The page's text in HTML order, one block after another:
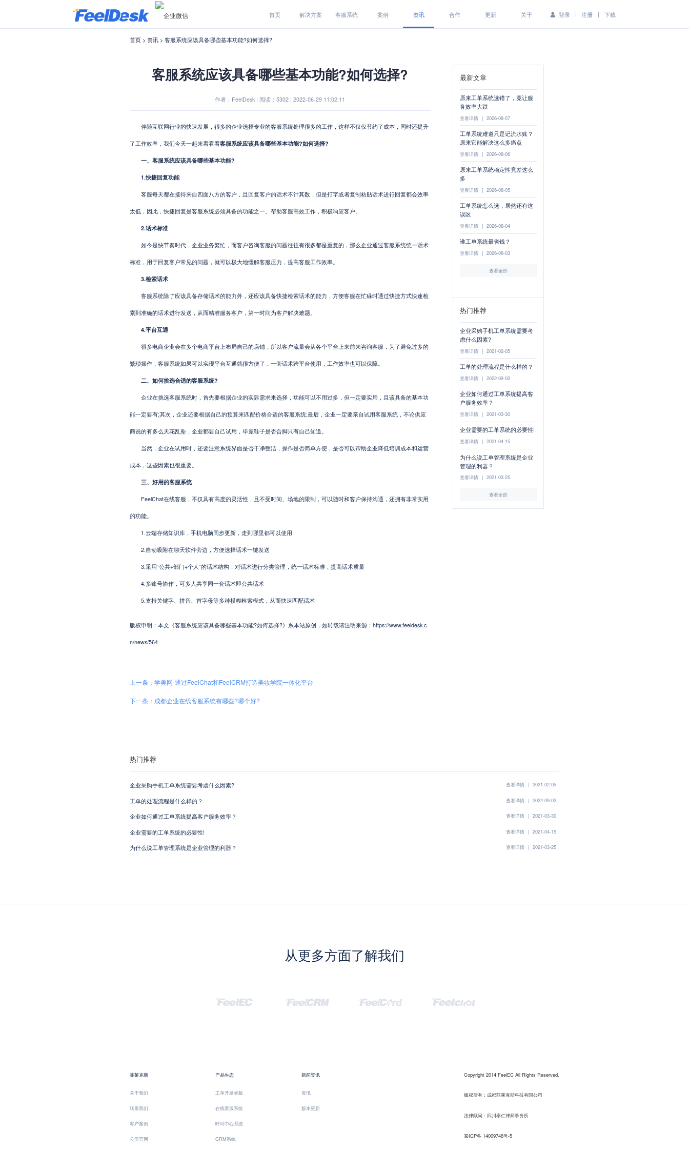
首页 解决方案 客服系统 案例 资讯 合作 更新 关于 登录 | 注册 | 下载
首页> 资讯> 客服系统应该具备哪些基本功能?如何选择?
客服系统应该具备哪些基本功能?如何选择?
作者：FeelDesk | 阅读：5302 | 2022-06-29 11:02:11
伴随互联网行业的快速发展，很多的企业选择专业的客服系统处理很多的工作，这样不仅仅节约了成本，同时还提升
了工作效率，我们今天一起来看看看客服系统应该具备哪些基本功能?如何选择?
一、客服系统应该具备哪些基本功能?
1.快捷回复功能
客服每天都在接待来自四面八方的客户，且回复客户的话术不计其数，但是打字或者复制粘贴话术进行回复都会效率
太低，因此，快捷回复是客服系统必须具备的功能之一。帮助客服高效工作，积极响应客户。
2.话术标准
如今是快节奏时代，企业业务繁忙，而客户咨询客服的问题往往有很多都是重复的，那么企业通过客服系统统一话术
标准，用于回复客户常见的问题，就可以极大地缓解客服压力，提高客服工作效率。
3.检索话术
客服系统除了应该具备存储话术的能力外，还应该具备快捷检索话术的能力，方便客服在忙碌时通过快捷方式快速检
索到准确的话术进行发送，从而精准服务客户，第一时间为客户解决难题。
4.平台互通
很多电商企业会在多个电商平台上布局自己的店铺，所以客户流量会从各个平台上来前来咨询客服，为了避免过多的
繁琐操作，客服系统如果可以实现平台互通就很方便了，一套话术跨平台使用，工作效率也可以保障。
二、如何挑选合适的客服系统?
企业在挑选客服系统时，首先要根据企业的实际需求来选择，功能可以不用过多，但一定要实用，且该具备的基本功
能一定要有;其次，企业还要根据自己的预算来匹配价格合适的客服系统;最后，企业一定要亲自试用客服系统，不论供应
商说的有多么天花乱坠，企业都要自己试用，毕竟鞋子是否合脚只有自己知道。
当然，企业在试用时，还要注意系统界面是否干净整洁，操作是否简单方便，是否可以帮助企业降低培训成本和运营
成本，这些因素也很重要。
三、好用的客服系统
FeelChat在线客服，不仅具有高度的灵活性，且不受时间、场地的限制，可以随时和客户保持沟通，还拥有非常实用
的功能。
1.云端存储知识库，手机电脑同步更新，走到哪里都可以使用
2.自动吸附在聊天软件旁边，方便选择话术一键发送
3.采用“公共+部门+个人”的话术结构，对话术进行分类管理，统一话术标准，提高话术质量
4.多账号协作，可多人共享同一套话术即公共话术
5.支持关键字、拼音、首字母等多种模糊检索模式，从而快速匹配话术
版权申明：本文《客服系统应该具备哪些基本功能?如何选择?》系本站原创，如转载请注明来源：https://www.feeldesk.c
n/news/564
最新文章
原来工单系统选错了，竟让服
务效率大跌
查看详情 | 2026-08-07
工单系统难道只是记流水账？
原来它能解决这么多痛点
查看详情 | 2026-08-06
原来工单系统稳定性竟差这么
多
查看详情 | 2026-08-05
工单系统怎么选，居然还有这
误区
查看详情 | 2026-08-04
谁工单系统最省钱？
查看详情 | 2026-08-03
查看全部
热门推荐
企业采购手机工单系统需要考
虑什么因素?
查看详情 | 2021-02-05
工单的处理流程是什么样的？
查看详情 | 2022-09-02
企业如何通过工单系统提高客
户服务效率？
查看详情 | 2021-03-30
企业需要的工单系统的必要性!
查看详情 | 2021-04-15
为什么说工单管理系统是企业
管理的利器？
查看详情 | 2021-03-25
查看全部
上一条：学美网-通过FeelChat和FeelCRM打造美妆学院一体化平台
下一条：成都企业在线客服系统有哪些?哪个好?
热门推荐
企业采购手机工单系统需要考虑什么因素? 查看详情 | 2021-02-05
工单的处理流程是什么样的？ 查看详情 | 2022-09-02
企业如何通过工单系统提高客户服务效率？ 查看详情 | 2021-03-30
企业需要的工单系统的必要性! 查看详情 | 2021-04-15
为什么说工单管理系统是企业管理的利器？ 查看详情 | 2021-03-25
从更多方面了解我们
菲莱克斯
关于我们
联系我们
客户案例
公司官网
产品生态
工单开发者版
在线客服系统
呼叫中心系统
CRM系统
新闻资讯
资讯
版本更新
Copyright 2014 FeelEC All Rights Reserved.
版权所有：成都菲莱克斯科技有限公司
法律顾问：四川泰仁律师事务所
蜀ICP备 14009746号-5